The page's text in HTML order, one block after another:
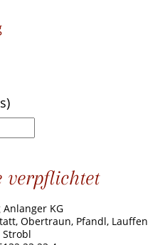
verpflichtet
KG
Obertraun, Pfandl, Lauffen